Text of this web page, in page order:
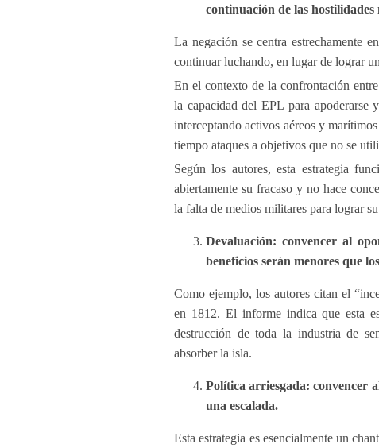
continuación de las
La negación se centra estrechamente
continuar luchando, en lugar de lograr
En el contexto de la confrontación
la capacidad del EPL para apoderarse
interceptando activos aéreos y
tiempo ataques a objetivos que no se
Según los autores, esta estrategia
abiertamente su fracaso y no hace
la falta de medios militares para lograr
Devaluación: convencer al
beneficios serán menores que
Como ejemplo, los autores citan el
en 1812. El informe indica que esta
destrucción de toda la industria de
absorber la isla.
Política arriesgada: convencer
una escalada.
Esta estrategia es esencialmente un